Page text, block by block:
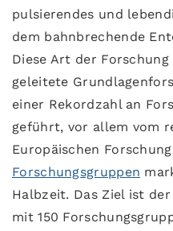
pulsierendes und
dem bahnbrechende
Diese Art der
geleitete
einer Rekordzahl an
geführt, vor allem vom
Europäischen
Forschungsgruppen
Halbzeit. Das Ziel ist
mit 150